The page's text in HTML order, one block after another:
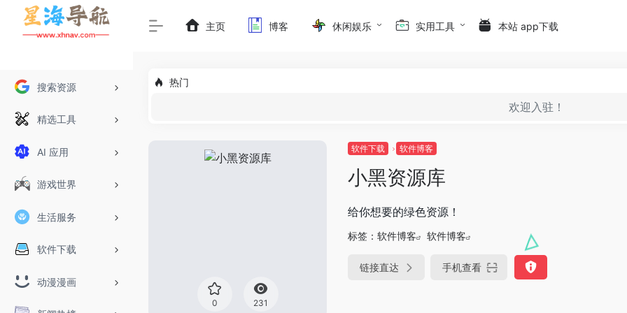
搜索资源
精选工具
AI 应用
游戏世界
生活服务
软件下载
动漫漫画
主页 博客 休闲娱乐 实用工具 本站 app下载
热门
欢迎入驻！
0 231
软件下载 软件博客
小黑资源库
给你想要的绿色资源！
标签： 软件博客 软件博客
链接直达 手机查看